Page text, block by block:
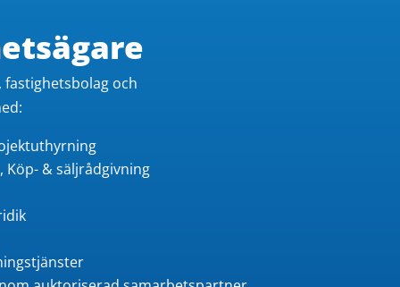
och
& säljrådgivning